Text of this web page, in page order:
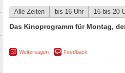
Alle Zeiten bis 16 Uhr 16 bis 20
Das Kinoprogramm für Montag,
Weitersagen Feedback